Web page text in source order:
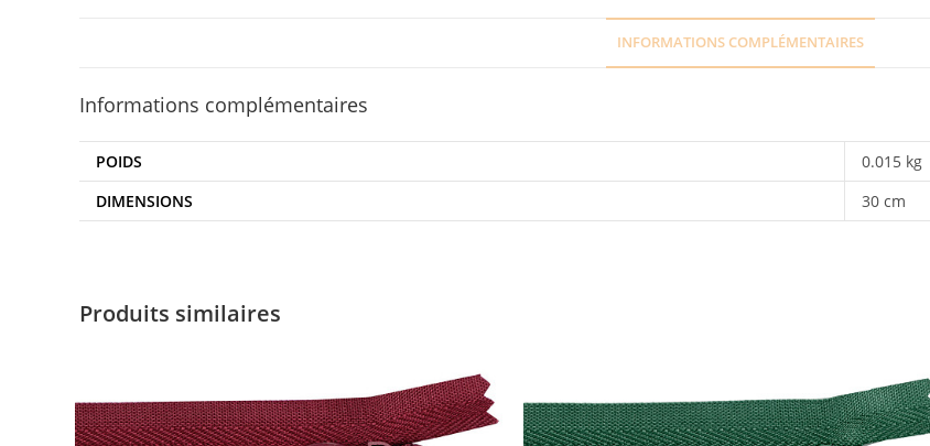
INFORMATIONS COMPLÉMENTAIRES
Informations complémentaires
POIDS
0.015 kg
DIMENSIONS
30 cm
Produits similaires